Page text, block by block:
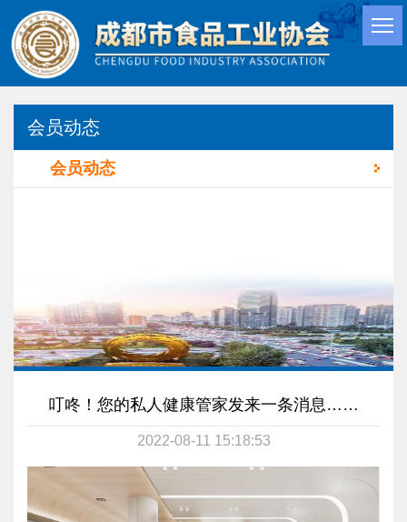
会员动态
会员动态
叮咚！您的私人健康管家发来一条消息……
2022-08-11 15:18:53